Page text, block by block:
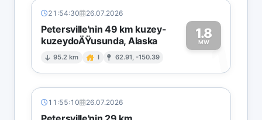
21:54:30 26.07.2026
Petersville'nin 49 km kuzey-
kuzeydoÄŸusunda, Alaska
95.2 km I 62.91, -150.39
1.8
MW1
11:55:10 26.07.2026